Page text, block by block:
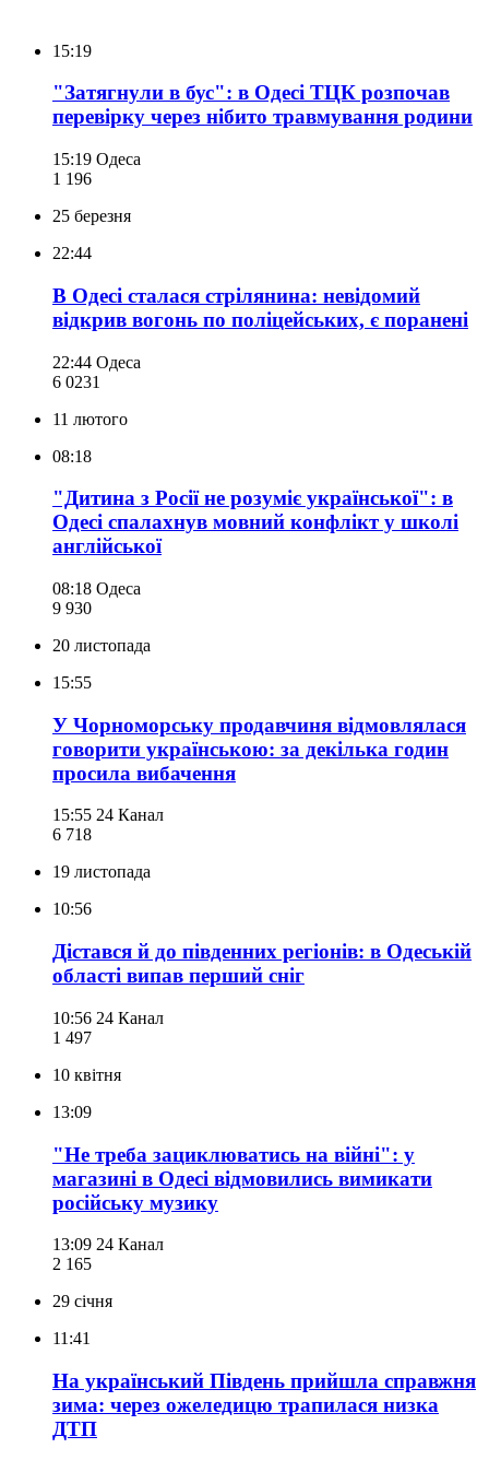
15:19
"Затягнули в бус": в Одесі ТЦК розпочав
перевірку через нібито травмування родини
15:19 Одеса
1 196
25 березня
22:44
В Одесі сталася стрілянина: невідомий
відкрив вогонь по поліцейських, є поранені
22:44 Одеса
6 0231
11 лютого
08:18
"Дитина з Росії не розуміє української": в
Одесі спалахнув мовний конфлікт у школі
англійської
08:18 Одеса
9 930
20 листопада
15:55
У Чорноморську продавчиня відмовлялася
говорити українською: за декілька годин
просила вибачення
15:55 24 Канал
6 718
19 листопада
10:56
Дістався й до південних регіонів: в Одеській
області випав перший сніг
10:56 24 Канал
1 497
10 квітня
13:09
"Не треба зациклюватись на війні": у
магазині в Одесі відмовились вимикати
російську музику
13:09 24 Канал
2 165
29 січня
11:41
На український Південь прийшла справжня
зима: через ожеледицю трапилася низка
ДТП